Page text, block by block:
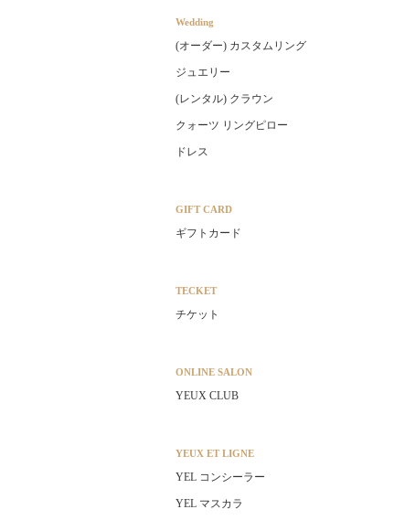
Wedding
(オーダー) カスタムリング
ジュエリー
(レンタル) クラウン
クォーツ リングピロー
ドレス
GIFT CARD
ギフトカード
TECKET
チケット
ONLINE SALON
YEUX CLUB
YEUX ET LIGNE
YEL コンシーラー
YEL マスカラ